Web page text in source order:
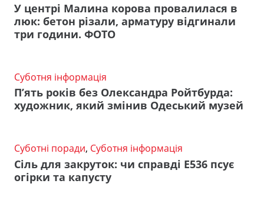
У центрі Малина корова провалилася в
люк: бетон різали, арматуру відгинали
три години. ФОТО
Суботня інформація
П’ять років без Олександра Ройтбурда:
художник, який змінив Одеський музей
Суботні поради, Суботня інформація
Сіль для закруток: чи справді Е536 псує
огірки та капусту